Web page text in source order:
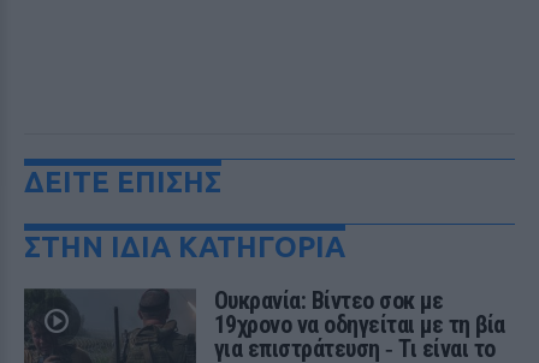
ΔΕΙΤΕ ΕΠΙΣΗΣ
ΣΤΗΝ ΙΔΙΑ ΚΑΤΗΓΟΡΙΑ
Ουκρανία: Βίντεο σοκ με
19χρονο να οδηγείται με τη βία
για επιστράτευση ‑ Τι είναι το